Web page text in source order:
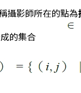
攝影師所在的點為
的集合